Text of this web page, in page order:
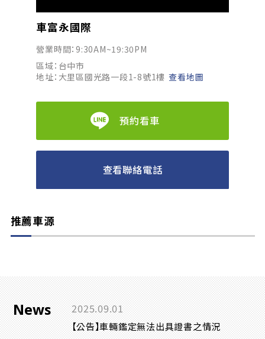
車富永國際
營業時間：9:30AM~19:30PM
區域：台中市
地址：大里區國光路一段1-8號1樓 查看地圖
預約看車
查看聯絡電話
推薦車源
News 2025.09.01
【公告】車輛鑑定無法出具證書之情況